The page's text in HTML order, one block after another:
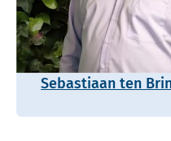
Sebastiaan ten